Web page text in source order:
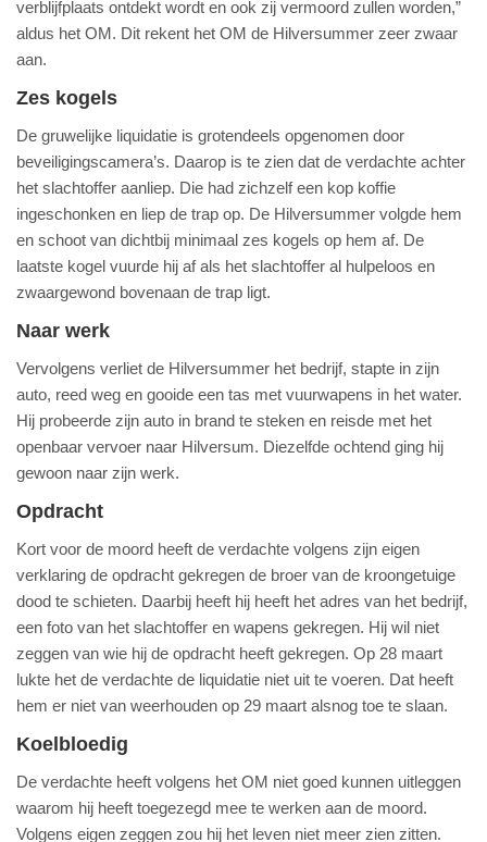
verblijfplaats ontdekt wordt en ook zij vermoord zullen worden,”
aldus het OM. Dit rekent het OM de Hilversummer zeer zwaar
aan.
Zes kogels
De gruwelijke liquidatie is grotendeels opgenomen door
beveiligingscamera’s. Daarop is te zien dat de verdachte achter
het slachtoffer aanliep. Die had zichzelf een kop koffie
ingeschonken en liep de trap op. De Hilversummer volgde hem
en schoot van dichtbij minimaal zes kogels op hem af. De
laatste kogel vuurde hij af als het slachtoffer al hulpeloos en
zwaargewond bovenaan de trap ligt.
Naar werk
Vervolgens verliet de Hilversummer het bedrijf, stapte in zijn
auto, reed weg en gooide een tas met vuurwapens in het water.
Hij probeerde zijn auto in brand te steken en reisde met het
openbaar vervoer naar Hilversum. Diezelfde ochtend ging hij
gewoon naar zijn werk.
Opdracht
Kort voor de moord heeft de verdachte volgens zijn eigen
verklaring de opdracht gekregen de broer van de kroongetuige
dood te schieten. Daarbij heeft hij heeft het adres van het bedrijf,
een foto van het slachtoffer en wapens gekregen. Hij wil niet
zeggen van wie hij de opdracht heeft gekregen. Op 28 maart
lukte het de verdachte de liquidatie niet uit te voeren. Dat heeft
hem er niet van weerhouden op 29 maart alsnog toe te slaan.
Koelbloedig
De verdachte heeft volgens het OM niet goed kunnen uitleggen
waarom hij heeft toegezegd mee te werken aan de moord.
Volgens eigen zeggen zou hij het leven niet meer zien zitten.